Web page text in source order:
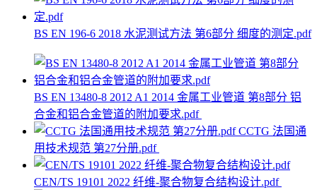
BS EN 196-6 2018 水泥测试方法 第6部分 细度的测定.pdf
BS EN 13480-8 2012 A1 2014 金属工业管道 第8部分 铝
合金和铝合金管道的附加要求.pdf
CCTG 法国通
用技术规范 第27分册.pdf
CEN/TS 19101 2022 纤维-聚合物复合结构设计.pdf